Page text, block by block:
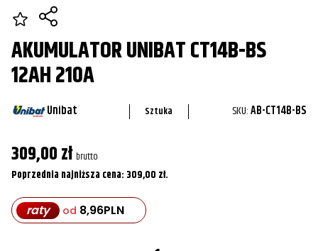
AKUMULATOR UNIBAT CT14B-BS
12AH 210A
Unibat Sztuka SKU:AB-CT14B-BS
309,00zł brutto
Poprzednia najniższa cena: 309,00 zł.
raty od 8,96PLN